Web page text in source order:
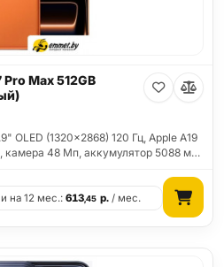
Max 512GB
OLED (1320x2868) 120 Гц, Apple A19
камера 48 Мп, аккумулятор 5088 м…
на 12 мес.:613,45 р./ мес.